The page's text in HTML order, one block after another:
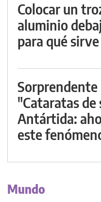
Colocar un
aluminio
para qué
Sorprendente
"Cataratas de
Antártida:
este
Mundo